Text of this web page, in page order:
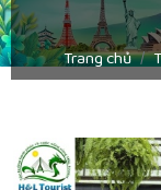
Trang chủ